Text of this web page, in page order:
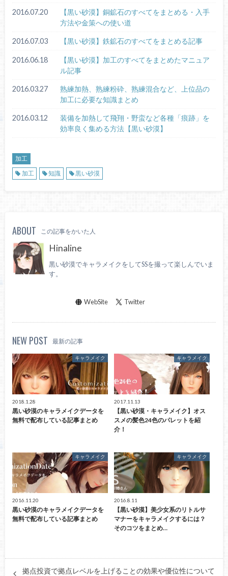
2016.07.20
【黒い砂漠】銅鉱石のすべてをまとめる・入手
方法や金策への使い道
2016.07.03 【黒い砂漠】鉄鉱石のすべてをまとめる記事
2016.06.18
【黒い砂漠】加工のすべてをまとめたマニュア
ル記事
2016.03.27
熟練加熱、熟練粉砕、熟練混合など、上位品の
加工に必要な知識まとめ
2016.03.12
装備を加熱して飛翔・野蛮など各種「痕跡」を
効率良く集める方法【黒い砂漠】
加工
加工
知識 黒い砂漠
ABOUT この記事をかいた人
Hinaline
黒い砂漠でキャラメイクをしてSSを撮って楽しんでいま
す。
WebSite Twitter
NEW POST 最新の記事
キャラメイク
2018.1.28
黒い砂漠のキャラメイクデータを
無料で配布している記事まとめ
キャラメイク
2017.11.13
【黒い砂漠・キャラメイク】オス
スメの髪色24色のパレットを紹
介！
キャラメイク
2016.11.20
黒い砂漠のキャラメイクデータを
無料で配布している記事まとめ
キャラメイク
2016.8.11
【黒い砂漠】美少女系のリトルサ
マナーをキャラメイクするには？
そのコツをまとめ…
拠点投資で拠点レベルを上げることの効果や優位性について